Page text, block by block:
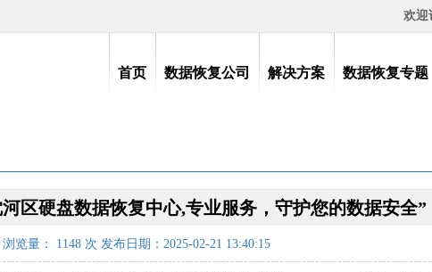
欢迎
首页 数据恢复公司 解决方案 数据恢复专题
区硬盘数据恢复中心,专业服务，守护您的数据安全”
浏览量： 1148 次 发布日期：2025-02-21 13:40:15